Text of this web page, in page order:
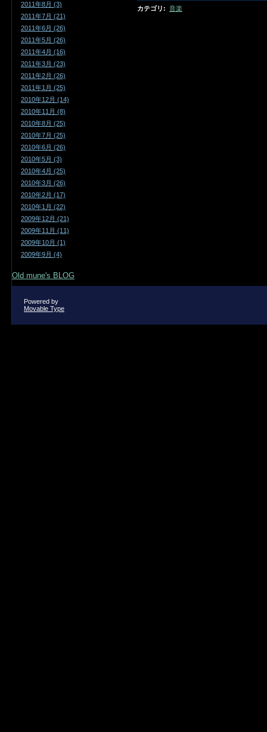
カテゴリ : 音楽
2011年8月 (3)
2011年7月 (21)
2011年6月 (26)
2011年5月 (26)
2011年4月 (16)
2011年3月 (23)
2011年2月 (26)
2011年1月 (25)
2010年12月 (14)
2010年11月 (8)
2010年8月 (25)
2010年7月 (25)
2010年6月 (26)
2010年5月 (3)
2010年4月 (25)
2010年3月 (26)
2010年2月 (17)
2010年1月 (22)
2009年12月 (21)
2009年11月 (11)
2009年10月 (1)
2009年9月 (4)
Old mune's BLOG
Powered by
Movable Type